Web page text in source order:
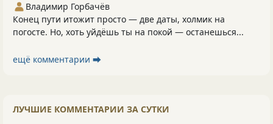
Владимир Горбачёв
Конец пути итожит просто — две даты, холмик на
погосте. Но, хоть уйдёшь ты на покой — останешься...
ещё комментарии ⮕
ЛУЧШИЕ КОММЕНТАРИИ ЗА СУТКИ